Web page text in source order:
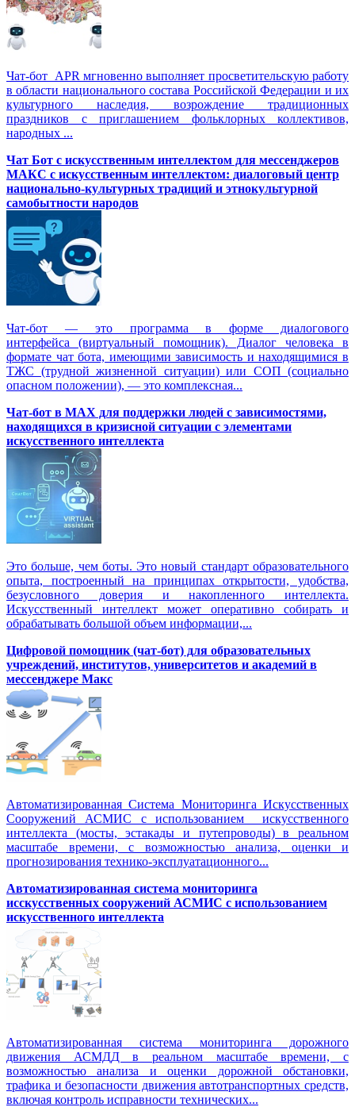
Чат-бот APR мгновенно выполняет просветительскую работу
в области национального состава Российской Федерации и их
культурного наследия, возрождение традиционных
праздников с приглашением фольклорных коллективов,
народных ...
Чат Бот с искусственным интеллектом для мессенджеров
МАКС с искусственным интеллектом: диалоговый центр
национально-культурных традиций и этнокультурной
самобытности народов
Чат-бот — это программа в форме диалогового
интерфейса (виртуальный помощник). Диалог человека в
формате чат бота, имеющими зависимость и находящимися в
ТЖС (трудной жизненной ситуации) или СОП (социально
опасном положении), — это комплексная...
Чат-бот в MAX для поддержки людей с зависимостями,
находящихся в кризисной ситуации с элементами
искусственного интеллекта
Это больше, чем боты. Это новый стандарт образовательного
опыта, построенный на принципах открытости, удобства,
безусловного доверия и накопленного интеллекта.
Искусственный интеллект может оперативно собирать и
обрабатывать большой объем информации,...
Цифровой помощник (чат-бот) для образовательных
учреждений, институтов, университетов и академий в
мессенджере Макс
Автоматизированная Система Мониторинга Искусственных
Сооружений АСМИС с использованием искусственного
интеллекта (мосты, эстакады и путепроводы) в реальном
масштабе времени, с возможностью анализа, оценки и
прогнозирования технико-эксплуатационного...
Автоматизированная система мониторинга
исскусственных сооружений АСМИС с использованием
искусственного интеллекта
Автоматизированная система мониторинга дорожного
движения АСМДД в реальном масштабе времени, с
возможностью анализа и оценки дорожной обстановки,
трафика и безопасности движения автотранспортных средств,
включая контроль исправности технических...